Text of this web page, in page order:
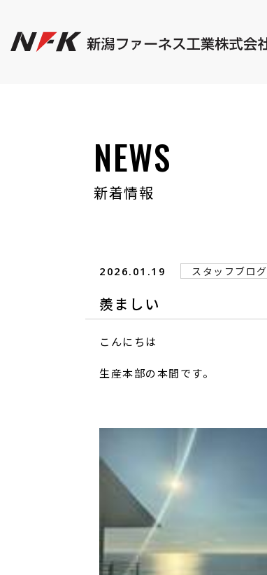
NEWS
新着情報
2026.01.19 スタッフブログ
羨ましい
こんにちは
生産本部の本間です。